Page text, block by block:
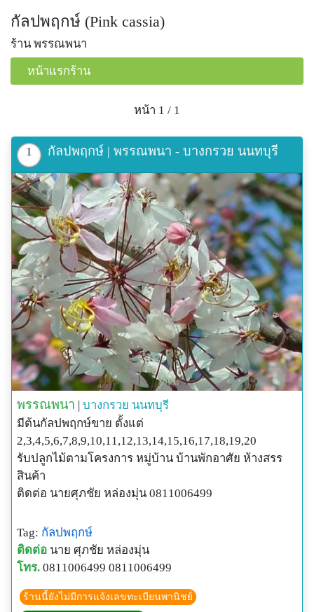
กัลปพฤกษ์ (Pink cassia)
ร้าน พรรณพนา
หน้าแรกร้าน
หน้า 1 / 1
1 กัลปพฤกษ์ | พรรณพนา - บางกรวย นนทบุรี
พรรณพนา | บางกรวย นนทบุรี
มีต้นกัลปพฤกษ์ขาย ตั้งแต่
2,3,4,5,6,7,8,9,10,11,12,13,14,15,16,17,18,19,20
รับปลูกไม้ตามโครงการ หมู่บ้าน บ้านพักอาศัย ห้างสรร
สินค้า
ติดต่อ นายศุภชัย หล่องมุ่น 0811006499
Tag: กัลปพฤกษ์
ติดต่อ นาย ศุภชัย หล่องมุ่น
โทร. 0811006499 0811006499
ร้านนี้ยังไม่มีการแจ้งเลขทะเบียนพานิชย์